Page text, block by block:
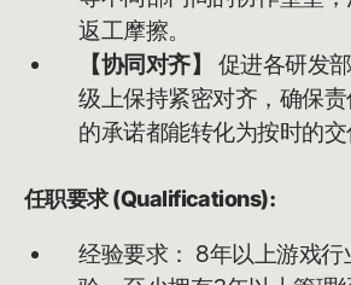
返工摩擦。
【协同对齐】
促进各研发
级上保持紧密对齐，确保
的承诺都能转化为按时的交
任职要求 (Qualifications):
经验要求： 8年以上游戏